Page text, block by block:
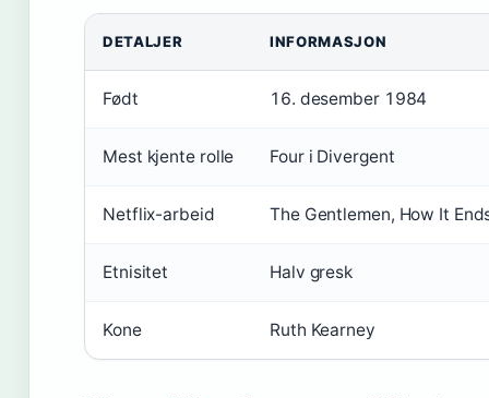
DETALJER INFORMASJON
Født 16. desember 1984
Mest kjente rolle Four i Divergent
Netflix-arbeid The Gentlemen, How It
Etnisitet Halv gresk
Kone Ruth Kearney